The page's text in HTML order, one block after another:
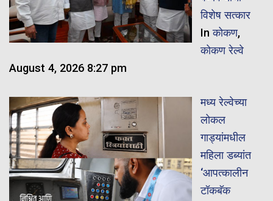
विशेष सत्कार
Inकोकण,
कोकण रेल्वे
August 4, 2026 8:27 pm
मध्य रेल्वेच्या
लोकल
गाड्यांमधील
महिला डब्यांत
‘आपत्कालीन
टॉकबॅक